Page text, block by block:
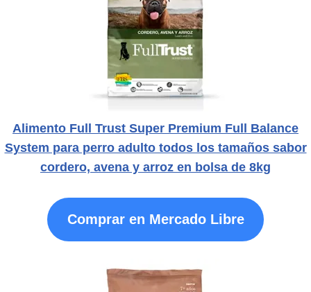
Alimento Full Trust Super Premium Full Balance
System para perro adulto todos los tamaños sabor
cordero, avena y arroz en bolsa de 8kg
Comprar en Mercado Libre